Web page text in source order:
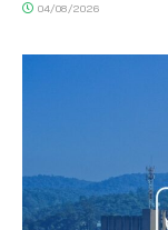
04/08/2026